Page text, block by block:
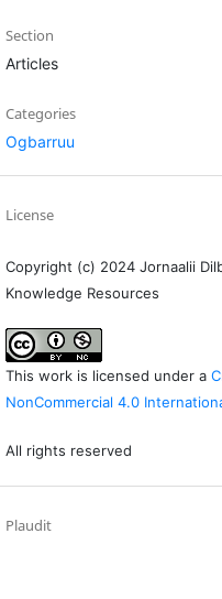
Section
Articles
Categories
Ogbarruu
License
Copyright (c) 2024 Jornaalii
Knowledge Resources
This work is licensed under a
NonCommercial 4.0
All rights reserved
Plaudit